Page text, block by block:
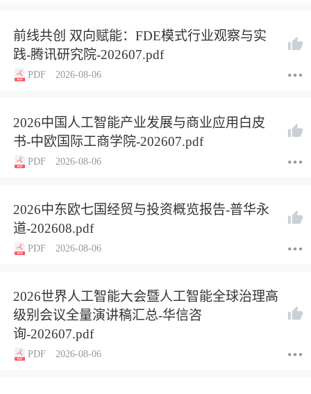
前线共创 双向赋能：FDE模式行业观察与实
践-腾讯研究院-202607.pdf
PDF 2026-08-06
2026中国人工智能产业发展与商业应用白皮
书-中欧国际工商学院-202607.pdf
PDF 2026-08-06
2026中东欧七国经贸与投资概览报告-普华永
道-202608.pdf
PDF 2026-08-06
2026世界人工智能大会暨人工智能全球治理高
级别会议全量演讲稿汇总-华信咨
询-202607.pdf
PDF 2026-08-06